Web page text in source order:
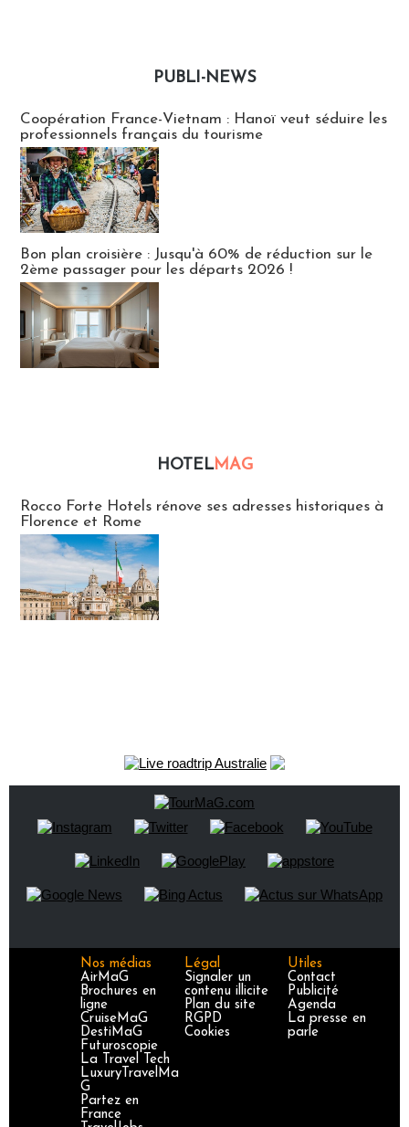
PUBLI-NEWS
Coopération France-Vietnam : Hanoï veut séduire les
professionnels français du tourisme
Bon plan croisière : Jusqu'à 60% de réduction sur le
2ème passager pour les départs 2026 !
HOTELMAG
Rocco Forte Hotels rénove ses adresses historiques à
Florence et Rome
Nos médias
AirMaG
Brochures en
ligne
CruiseMaG
DestiMaG
Futuroscopie
La Travel Tech
LuxuryTravelMa
G
Partez en
France
Légal
Signaler un
contenu illicite
Plan du site
RGPD
Cookies
Utiles
Contact
Publicité
Agenda
La presse en
parle